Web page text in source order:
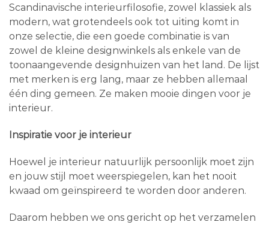
Scandinavische interieurfilosofie, zowel klassiek als
modern, wat grotendeels ook tot uiting komt in
onze selectie, die een goede combinatie is van
zowel de kleine designwinkels als enkele van de
toonaangevende designhuizen van het land. De lijst
met merken is erg lang, maar ze hebben allemaal
één ding gemeen. Ze maken mooie dingen voor je
interieur.
Inspiratie voor je interieur
Hoewel je interieur natuurlijk persoonlijk moet zijn
en jouw stijl moet weerspiegelen, kan het nooit
kwaad om geïnspireerd te worden door anderen.
Daarom hebben we ons gericht op het verzamelen